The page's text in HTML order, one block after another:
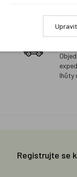
lhůty
Registrujte se